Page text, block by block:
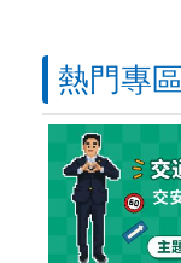
熱門專區